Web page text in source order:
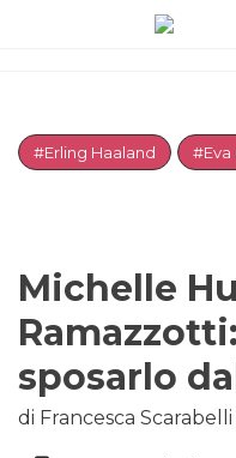
#Erling Haaland #Eva
Michelle
sposarlo
di Francesca Scarabelli